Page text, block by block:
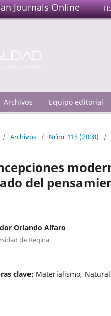
Journals Online
Archivos Equipo editorial
/ Archivos / Núm. 115 (2008) /
del
Orlando Alfaro
de Regina
clave: Materialismo,